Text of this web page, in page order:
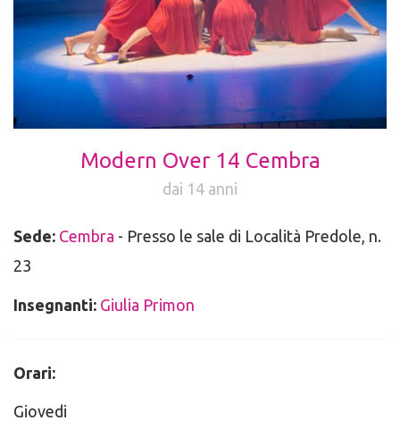
Modern Over 14 Cembra
dai 14 anni
Sede: Cembra - Presso le sale di Località Predole, n.
23
Insegnanti: Giulia Primon
Orari:
Giovedi